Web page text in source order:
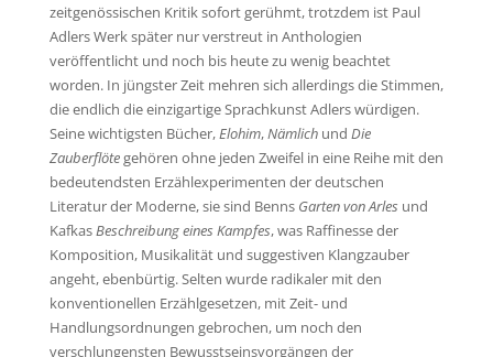
zeitgenössischen Kritik sofort gerühmt, trotzdem ist Paul
Adlers Werk später nur verstreut in Anthologien
veröffentlicht und noch bis heute zu wenig beachtet
worden. In jüngster Zeit mehren sich allerdings die Stimmen,
die endlich die einzigartige Sprachkunst Adlers würdigen.
Seine wichtigsten Bücher, Elohim, Nämlichund Die
Zauberflötegehören ohne jeden Zweifel in eine Reihe mit den
bedeutendsten Erzählexperimenten der deutschen
Literatur der Moderne, sie sind Benns Garten von Arles und
Kafkas Beschreibung eines Kampfes, was Raffinesse der
Komposition, Musikalität und suggestiven Klangzauber
angeht, ebenbürtig. Selten wurde radikaler mit den
konventionellen Erzählgesetzen, mit Zeit- und
Handlungsordnungen gebrochen, um noch den
verschlungensten Bewusstseinsvorgängen der